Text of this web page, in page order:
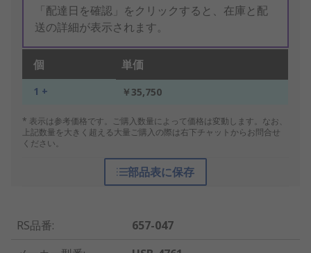
「配達日を確認」をクリックすると、在庫と配
送の詳細が表示されます。
個 単価
1 + ￥35,750
* 表示は参考価格です。ご購入数量によって価格は変動します。なお、
上記数量を大きく超える大量ご購入の際は右下チャットからお問合せ
ください。
部品表に保存
RS品番:
657-047